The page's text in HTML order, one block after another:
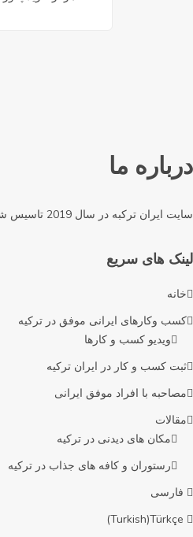
درباره ما
سایت ایران ترکبه در سال 2019 تاسیس شد با هدف معرفی و رشد کسب و کارهای ایرانی در کشور ترکیه راه اندازی شد و با هدف رشد کسب و کارهای ایرانی در فضای دیجیتال
لینک های سریع
خانه
کسب وکارهای ایرانی موفق در ترکیه
ویدیو کسب و کارها
ثبت کسب و کار در ایران ترکیه
مصاحبه با افراد موفق ایرانی
مقالات
مکان های دیدنی در ترکیه
رستوران و کافه های جذاب در ترکیه
فارسی
Türkçe
(
Turkish
)